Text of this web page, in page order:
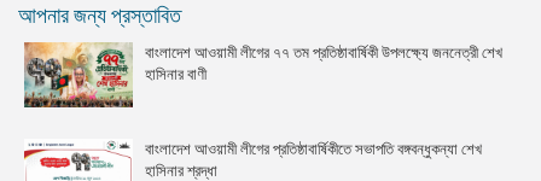
আপনার জন্য প্রস্তাবিত
বাংলাদেশ আওয়ামী লীগের ৭৭ তম প্রতিষ্ঠাবার্ষিকী উপলক্ষ্যে জননেত্রী শেখ
হাসিনার বাণী
বাংলাদেশ আওয়ামী লীগের প্রতিষ্ঠাবার্ষিকীতে সভাপতি বঙ্গবন্ধুকন্যা শেখ
হাসিনার শ্রদ্ধা